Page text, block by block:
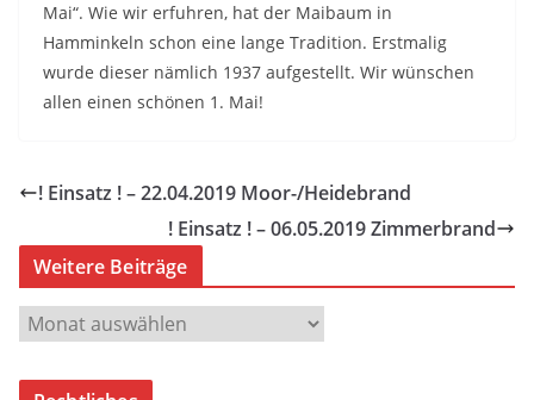
Mai“. Wie wir erfuhren, hat der Maibaum in
Hamminkeln schon eine lange Tradition. Erstmalig
wurde dieser nämlich 1937 aufgestellt. Wir wünschen
allen einen schönen 1. Mai!
! Einsatz ! – 22.04.2019 Moor-/Heidebrand
! Einsatz ! – 06.05.2019 Zimmerbrand
Weitere Beiträge
W
e
i